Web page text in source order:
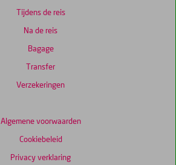
7,0
Kamers
7,4
Tijdens de reis
Na de reis
Bagage
Transfer
Verzekeringen
Algemene voorwaarden
Cookiebeleid
Privacy verklaring